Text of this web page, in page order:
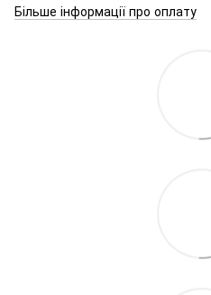
Більше інформації про оплату